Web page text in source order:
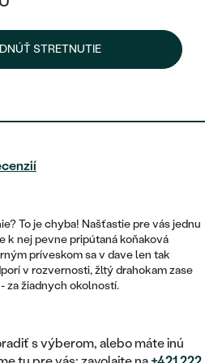
PRSTEŇA A
STRETNUTIEMožnosti doručenia
To je chyba! Našťastie pre vás jednu
k nej pevne pripútaná koňaková
príveskom sa v dave len tak
v rozvernosti, žltý drahokam zase
za žiadnych okolností.
s výberom, alebo máte inú